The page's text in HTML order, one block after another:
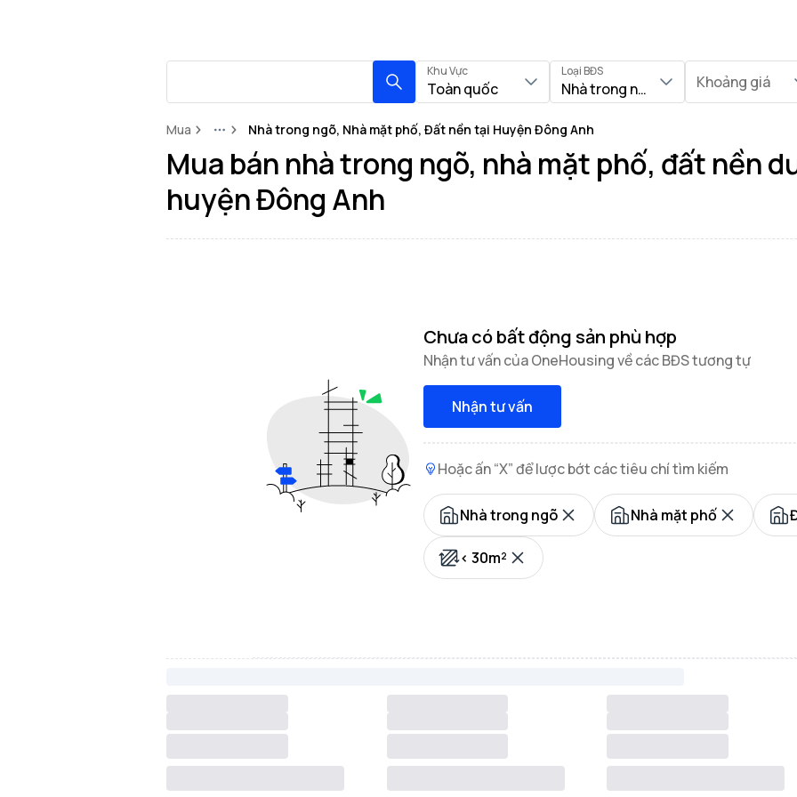
Khu Vực
Toàn quốc
Loại BĐS
Nhà trong ngõ, Nhà mặt phố, Đất
Khoảng giá
Mua MoreNhà trong ngõ, Nhà mặt phố, Đất nền tại Huyện Đông Anh
Mua bán nhà trong ngõ, nhà mặt phố, đất nền
huyện Đông Anh
Chưa có bất động sản phù hợp
Nhận tư vấn của OneHousing về các BĐS tương tự
Nhận tư vấn
Hoặc ấn “X” để lược bớt các tiêu chí tìm kiếm
Nhà trong ngõ Nhà mặt phố
< 30m²